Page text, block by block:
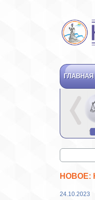
ГЛАВНАЯ
НОВОЕ:
24.10.2023